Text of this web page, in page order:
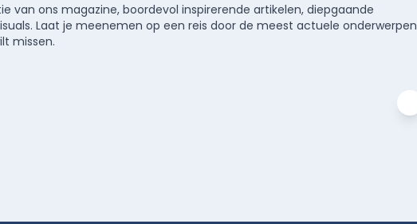
van ons magazine, boordevol inspirerende artikelen, diepgaande
Laat je meenemen op een reis door de meest actuele onderwerpen
missen.